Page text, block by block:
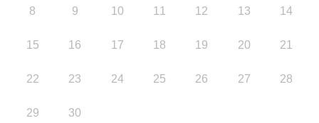
8 9 10 11 12 13 14
15 16 17 18 19 20 21
22 23 24 25 26 27 28
29 30